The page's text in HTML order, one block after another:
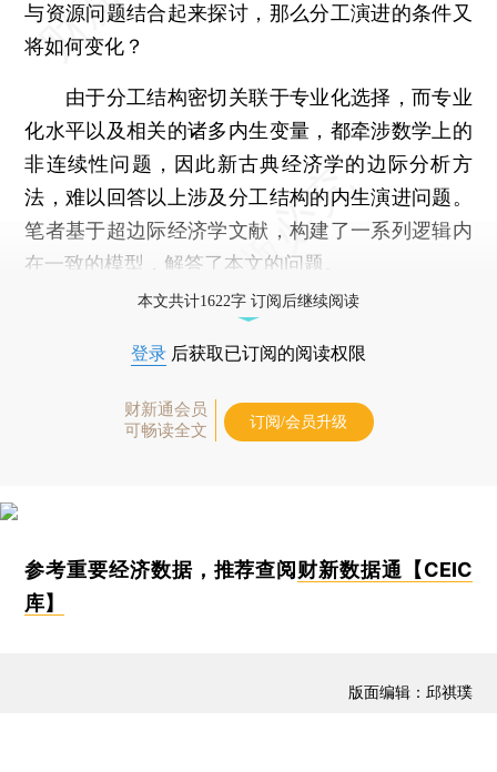
与资源问题结合起来探讨，那么分工演进的条件又
将如何变化？
由于分工结构密切关联于专业化选择，而专业
化水平以及相关的诸多内生变量，都牵涉数学上的
非连续性问题，因此新古典经济学的边际分析方
法，难以回答以上涉及分工结构的内生演进问题。
笔者基于超边际经济学文献，构建了一系列逻辑内
在一致的模型，解答了本文的问题。
本文共计1622字 订阅后继续阅读
登录 后获取已订阅的阅读权限
财新通会员
可畅读全文
订阅/会员升级
参考重要经济数据，推荐查阅 财新数据通【CEIC
库】
版面编辑：邱祺璞